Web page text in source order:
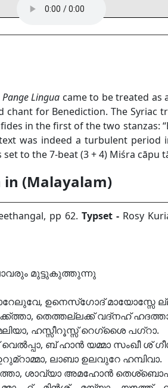
Pange Lingua came to be treated as
chant for Benediction. The
in the first of the two stanzas:
was indeed a turbulent period
to the 7-beat (3 + 4) Miśra
(Malayalam)
pp 62. Typset - Rosy
മുട്ടുകുത്തുന്നു
ഉനെസ്ഗോദ് മായോസ്സേ
തെത്തല്ലക്ക് വദ്നഹ്
ഹസ്സീറൂസ്സ് റെഗ്ശൈ പഗ്റാ.
ബ് ഹാൻ യമ്മാ സംഖീ ശ്
ലാബാ ഉലവുറേ ഹമ്പിവാ.
ശാവ്യാ അമഹോൻ